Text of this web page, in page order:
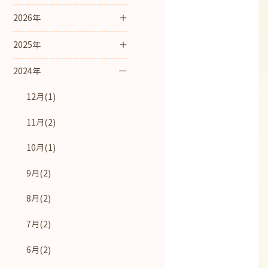
2026年
2025年
2024年
12月(1)
11月(2)
10月(1)
9月(2)
8月(2)
7月(2)
6月(2)